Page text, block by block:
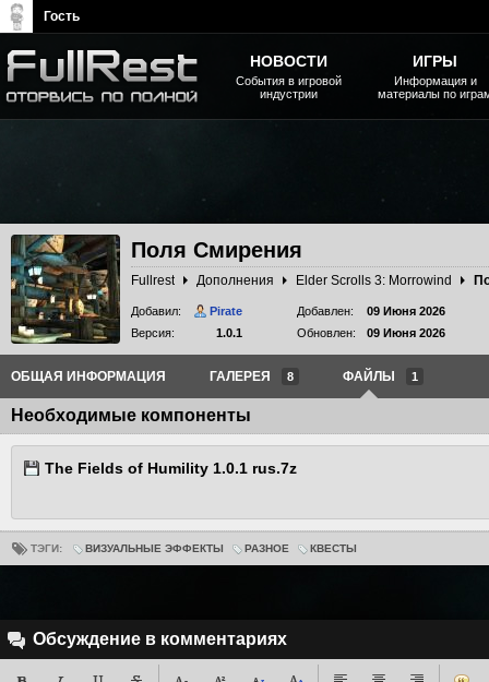
Поля Смирения
Fullrest Дополнения Elder Scrolls 3: Morrowind
Добавил:
Pirate
Версия:
1.0.1
Добавлен:
09 Июня 2026
Обновлен:
09 Июня 2026
ОБЩАЯ ИНФОРМАЦИЯ ГАЛЕРЕЯ 8 ФАЙЛЫ 1
Необходимые компоненты
The Fields of Humility 1.0.1 rus.7z
ТЭГИ: ВИЗУАЛЬНЫЕ ЭФФЕКТЫ РАЗНОЕ КВЕСТЫ
Обсуждение в комментариях
НОВОСТИ
События в игровой
индустрии
ИГРЫ
Информация и
материалы по
Гость